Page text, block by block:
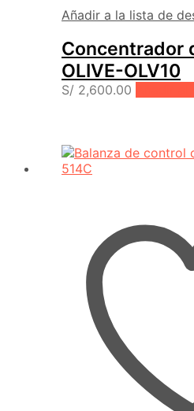
Añadir a la lista de
Concentrador
OLIVE-OLV10
S/ 2,600.00